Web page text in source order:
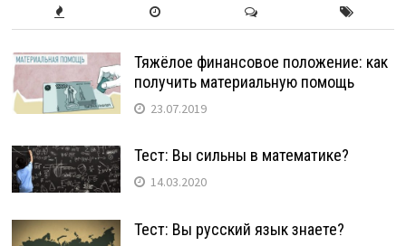
Тяжёлое финансовое положение: как
получить материальную помощь
23.07.2019
Тест: Вы сильны в математике?
14.03.2020
Тест: Вы русский язык знаете?